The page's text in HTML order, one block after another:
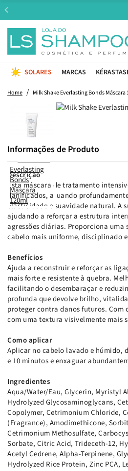
SOLARES MARCAS
Home Milk Shake Everlasting Bonds Máscara
Informações de Produto
Descrição
Esta máscara de tratamento
danificados, atuando
elasticidade e suavidade natural. A
ajudando a reforçar a estrutura
agressões diárias. Proporciona
cabelo mais uniforme, disciplinado
Benefícios
Ajuda a reconstruir e reforçar as
mais forte e resistente à quebra.
facilitando o desembaraçar e
profunda que devolve brilho,
proteger contra danos futuros.
com uma textura visivelmente mais
Como aplicar
Aplicar no cabelo lavado e húmido,
e 10 minutos e enxaguar
Ingredientes
Aqua/Water/Eau, Glycerin, Myristyl
Hydrolyzed Glycosaminoglycans,
Copolymer, Cetrimonium Chloride,
(Fragrance), Amodimethicone,
Cetrimonium Methosulfate,
Sorbate, Citric Acid, Trideceth-12,
Acetyl Cedrene, Alpha-Terpinene,
Hydrolyzed Rice Protein, Zinc PCA,